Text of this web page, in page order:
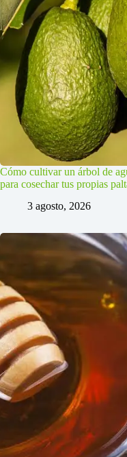
Cómo cultivar un árbol de
para cosechar tus propias
3 agosto, 2026